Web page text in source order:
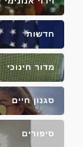
חדשות
מדור חינוכי
סגנון חיים
סיפורים